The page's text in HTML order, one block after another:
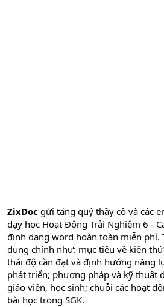
ZixDoc gửi tặng quý thầy cô và các
dạy học Hoạt Động Trải Nghiệm 6 -
định dạng word hoàn toàn miễn phí.
dung chính như: mục tiêu về kiến
thái độ cần đạt và định hướng năng
phát triển; phương pháp và kỹ thuật
giáo viên, học sinh; chuỗi các hoạt
bài học trong SGK.